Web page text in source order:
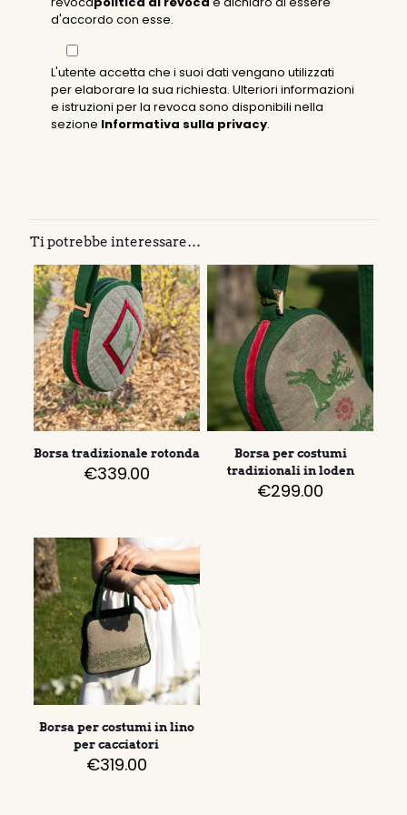
d'accordo con esse.
L'utente accetta che i suoi dati vengano utilizzati
per elaborare la sua richiesta. Ulteriori informazioni
e istruzioni per la revoca sono disponibili nella
sezione Informativa sulla privacy.
Ti potrebbe interessare…
Borsa tradizionale rotonda
€339.00
Borsa per costumi
tradizionali in loden
€299.00
Borsa per costumi in lino
per cacciatori
€319.00